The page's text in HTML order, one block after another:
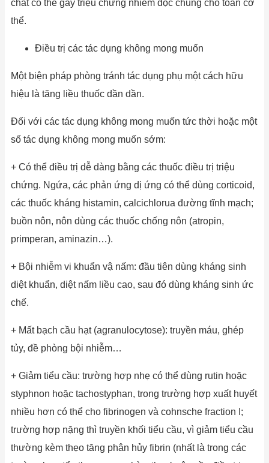
chất có thể gây triệu chứng nhiễm độc chung cho toàn cơ
thể.
Điều trị các tác dụng không mong muốn
Một biện pháp phòng tránh tác dụng phụ một cách hữu
hiệu là tăng liều thuốc dần dần.
Đối với các tác dụng không mong muốn tức thời hoặc một
số tác dụng không mong muốn sớm:
+ Có thể điều trị dễ dàng bằng các thuốc điều trị triệu
chứng. Ngứa, các phản ứng dị ứng có thể dùng corticoid,
các thuốc kháng histamin, calcichlorua đường tĩnh mạch;
buồn nôn, nôn dùng các thuốc chống nôn (atropin,
primperan, aminazin…).
+ Bội nhiễm vi khuẩn vậ nấm: đầu tiên dùng kháng sinh
diệt khuẩn, diệt nấm liều cao, sau đó dùng kháng sinh ức
chế.
+ Mất bạch cầu hạt (agranulocytose): truyền máu, ghép
tủy, đề phòng bội nhiễm…
+ Giảm tiểu cầu: trường hợp nhẹ có thể dùng rutin hoặc
styphnon hoặc tachostyphan, trong trường hợp xuất huyết
nhiều hơn có thể cho fibrinogen và cohnsche fraction I;
trường hợp nặng thì truyền khối tiểu cầu, vì giảm tiểu cầu
thường kèm thẹo tăng phân hủy fibrin (nhất là trong các